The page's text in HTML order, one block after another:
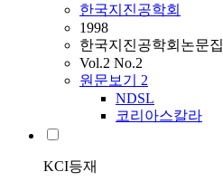
한국지진공학회
1998
한국지진공학회논문집
Vol.2 No.2
원문보기 2
NDSL
코리아스칼라
KCI등재